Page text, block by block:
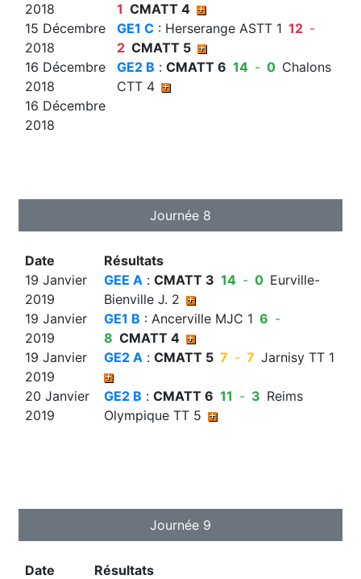
2018
15 Décembre
2018
16 Décembre
2018
16 Décembre
2018
1 CMATT 4
GE1 C: Herserange ASTT 1 12 -
2 CMATT 5
GE2 B : CMATT 6 14 - 0 Chalons
CTT 4
Journée 8
Date
19 Janvier
2019
19 Janvier
2019
19 Janvier
2019
20 Janvier
2019
Résultats
GEE A: CMATT 3 14 - 0 Eurville-
Bienville J. 2
GE1 B : Ancerville MJC 1 6 -
8 CMATT 4
GE2 A: CMATT 5 7 - 7 Jarnisy TT 1
GE2 B : CMATT 6 11 - 3 Reims
Olympique TT 5
Journée 9
Date
Résultats